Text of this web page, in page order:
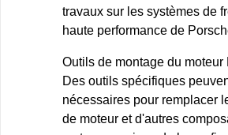
travaux sur les systèmes de
haute performance de
Outils de montage du moteur
Des outils spécifiques
nécessaires pour remplacer
de moteur et d'autres